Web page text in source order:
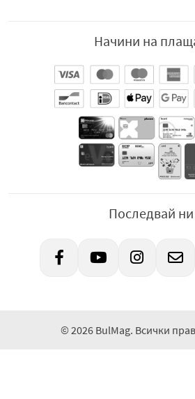
Начини на
Последвай
© 2026 BulMag. Всички